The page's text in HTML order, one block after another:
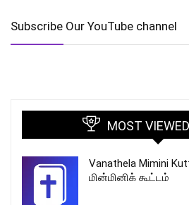
Subscribe Our YouTube channel
MOST
Vanathela Mimini
மின்மினிக் கூட்டம்